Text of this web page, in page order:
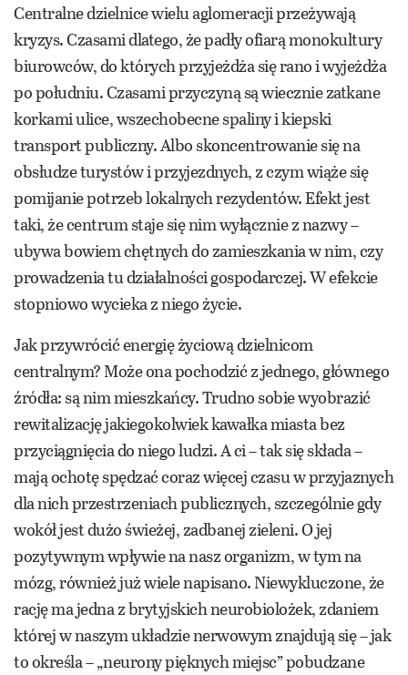
Centralne dzielnice wielu aglomeracji przeżywają
kryzys. Czasami dlatego, że padły ofiarą monokultury
biurowców, do których przyjeżdża się rano i wyjeżdża
po południu. Czasami przyczyną są wiecznie zatkane
korkami ulice, wszechobecne spaliny i kiepski
transport publiczny. Albo skoncentrowanie się na
obsłudze turystów i przyjezdnych, z czym wiąże się
pomijanie potrzeb lokalnych rezydentów. Efekt jest
taki, że centrum staje się nim wyłącznie z nazwy –
ubywa bowiem chętnych do zamieszkania w nim, czy
prowadzenia tu działalności gospodarczej. W efekcie
stopniowo wycieka z niego życie.
Jak przywrócić energię życiową dzielnicom
centralnym? Może ona pochodzić z jednego, głównego
źródła: są nim mieszkańcy. Trudno sobie wyobrazić
rewitalizację jakiegokolwiek kawałka miasta bez
przyciągnięcia do niego ludzi. A ci – tak się składa –
mają ochotę spędzać coraz więcej czasu w przyjaznych
dla nich przestrzeniach publicznych, szczególnie gdy
wokół jest dużo świeżej, zadbanej zieleni. O jej
pozytywnym wpływie na nasz organizm, w tym na
mózg, również już wiele napisano. Niewykluczone, że
rację ma jedna z brytyjskich neurobiolożek, zdaniem
której w naszym układzie nerwowym znajdują się – jak
to określa – „neurony pięknych miejsc” pobudzane